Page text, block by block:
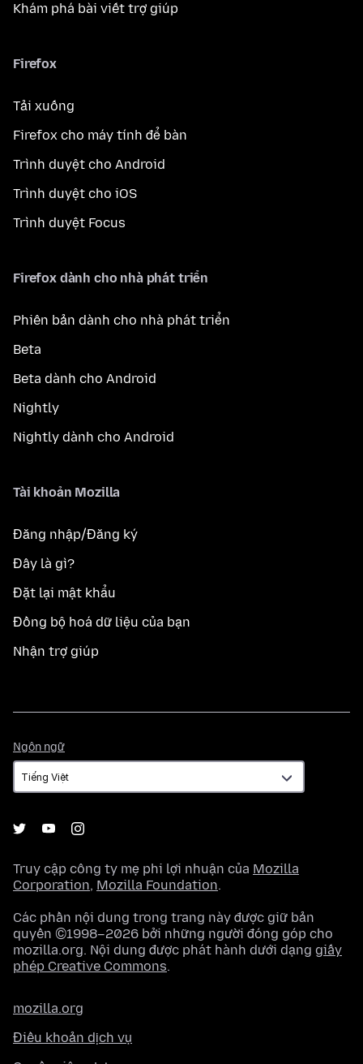
Khám phá bài viết trợ giúp
Firefox
Tải xuống
Firefox cho máy tính để bàn
Trình duyệt cho Android
Trình duyệt cho iOS
Trình duyệt Focus
Firefox dành cho nhà phát triển
Phiên bản dành cho nhà phát triển
Beta
Beta dành cho Android
Nightly
Nightly dành cho Android
Tài khoản Mozilla
Đăng nhập/Đăng ký
Đây là gì?
Đặt lại mật khẩu
Đồng bộ hoá dữ liệu của bạn
Nhận trợ giúp
Ngôn ngữ
ngữ
Truy cập công ty mẹ phi lợi nhuận của Mozilla
Corporation, Mozilla Foundation.
Các phần nội dung trong trang này được giữ bản
quyền ©1998–2026 bởi những người đóng góp cho
mozilla.org. Nội dung được phát hành dưới dạng giấy
phép Creative Commons.
mozilla.org
Điều khoản dịch vụ